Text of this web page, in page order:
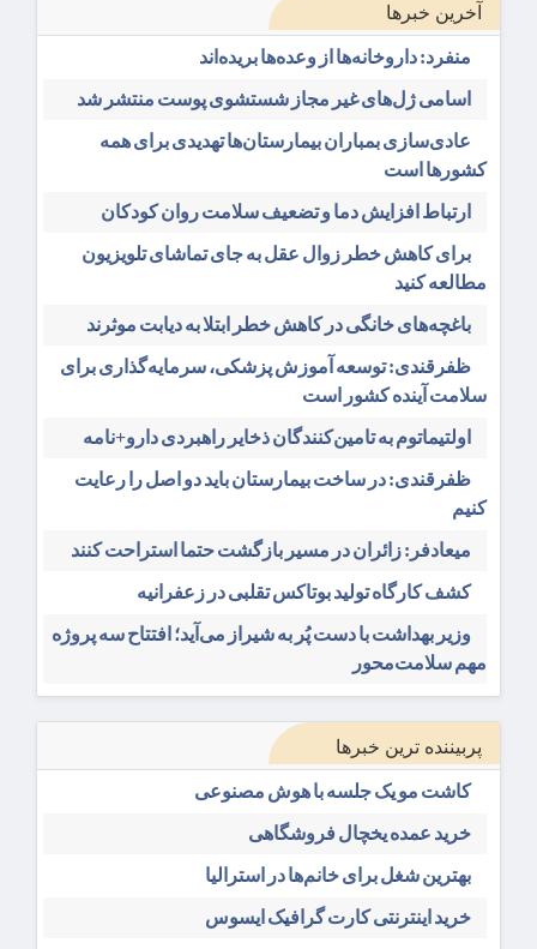
آخرین خبرها
منفرد: داروخانه‌ها از وعده‌ها بریده‌اند
اسامی ژل‌های غیر مجاز شستشوی پوست منتشر شد
عادی‌سازی بمباران بیمارستان‌ها تهدیدی برای همه
کشورها است
ارتباط افزایش دما و تضعیف سلامت روان کودکان
برای کاهش خطر زوال عقل به جای تماشای تلویزیون
مطالعه کنید
باغچه‌های خانگی در کاهش خطر ابتلا به دیابت موثرند
ظفرقندی: توسعه آموزش پزشکی، سرمایه‌گذاری برای
سلامت آینده کشور است
اولتیماتوم به تامین‌کنندگان ذخایر راهبردی دارو+نامه
ظفرقندی: در ساخت بیمارستان باید دو اصل را رعایت
کنیم
میعادفر: زائران در مسیر بازگشت حتما استراحت کنند
کشف کارگاه تولید بوتاکس تقلبی در زعفرانیه
وزیر بهداشت با دست پُر به شیراز می‌آید؛ افتتاح سه پروژه
مهم سلامت‌محور
پربیننده ترین خبرها
کاشت مو یک جلسه با هوش مصنوعی
خرید عمده یخچال فروشگاهی
بهترین شغل برای خانم‌ها در استرالیا
خرید اینترنتی کارت گرافیک ایسوس